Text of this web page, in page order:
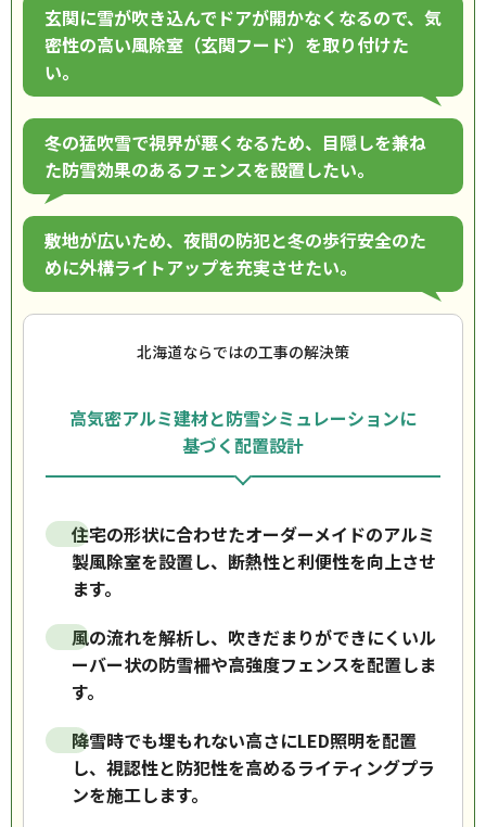
玄関に雪が吹き込んでドアが開かなくなるので、気
密性の高い風除室（玄関フード）を取り付けた
い。
冬の猛吹雪で視界が悪くなるため、目隠しを兼ね
た防雪効果のあるフェンスを設置したい。
敷地が広いため、夜間の防犯と冬の歩行安全のた
めに外構ライトアップを充実させたい。
北海道ならではの工事の解決策
高気密アルミ建材と防雪シミュレーションに
基づく配置設計
住宅の形状に合わせたオーダーメイドのアルミ
製風除室を設置し、断熱性と利便性を向上させ
ます。
風の流れを解析し、吹きだまりができにくいル
ーバー状の防雪柵や高強度フェンスを配置しま
す。
降雪時でも埋もれない高さにLED照明を配置
し、視認性と防犯性を高めるライティングプラ
ンを施工します。